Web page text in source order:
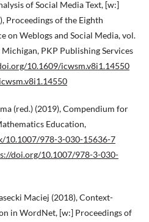
of Social Media Text, [w:]
Proceedings of the Eighth
on Weblogs and Social Media, vol.
PKP Publishing Services
10.1609/icwsm.v8i1.14550
(red.) (2019), Compendium for
Education,
10.1007/978-3-030-15636-7
doi.org/10.1007/978-3-030-
Maciej (2018), Context-
in WordNet, [w:] Proceedings of